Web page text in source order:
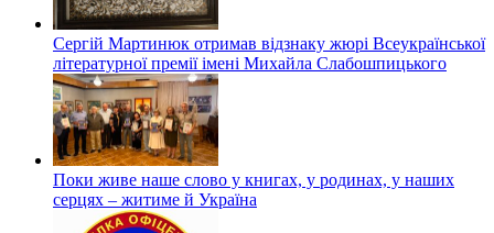
Сергій Мартинюк отримав відзнаку жюрі Всеукраїнської
літературної премії імені Михайла Слабошпицького
Поки живе наше слово у книгах, у родинах, у наших
серцях – житиме й Україна